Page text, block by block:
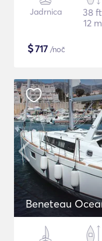
Jadrnica
38 ft
12 m
$717 /noč
Beneteau